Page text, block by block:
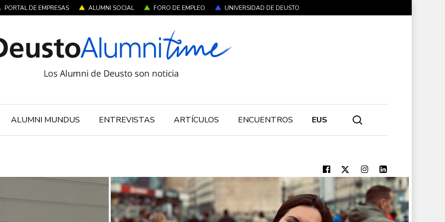
PORTAL DE EMPRESAS ALUMNI SOCIAL FORO DE EMPLEO UNIVERSIDAD DE DEUSTO
ALUMNI MUNDUS ENTREVISTAS ARTÍCULOS ENCUENTROS EUS
Alumni